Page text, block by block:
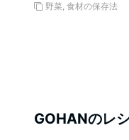
野菜, 食材の保存法
GOHANのレ